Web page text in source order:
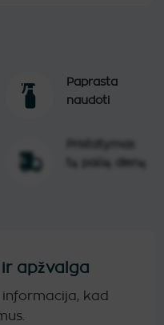
Paprasta
naudoti
Pristatymas
tą pačią dieną
apžvalga
kad